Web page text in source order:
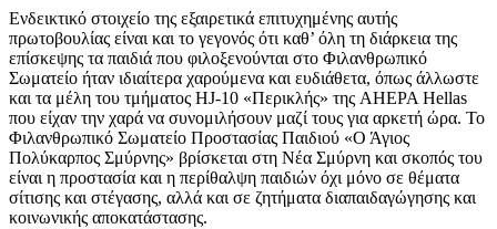
Ενδεικτικό στοιχείο της εξαιρετικά επιτυχημένης αυτής
πρωτοβουλίας είναι και το γεγονός ότι καθ’ όλη τη διάρκεια της
επίσκεψης τα παιδιά που φιλοξενούνται στο Φιλανθρωπικό
Σωματείο ήταν ιδιαίτερα χαρούμενα και ευδιάθετα, όπως άλλωστε
και τα μέλη του τμήματος HJ-10 «Περικλής» της AHEPA Hellas
που είχαν την χαρά να συνομιλήσουν μαζί τους για αρκετή ώρα. Το
Φιλανθρωπικό Σωματείο Προστασίας Παιδιού «Ο Άγιος
Πολύκαρπος Σμύρνης» βρίσκεται στη Νέα Σμύρνη και σκοπός του
είναι η προστασία και η περίθαλψη παιδιών όχι μόνο σε θέματα
σίτισης και στέγασης, αλλά και σε ζητήματα διαπαιδαγώγησης και
κοινωνικής αποκατάστασης.